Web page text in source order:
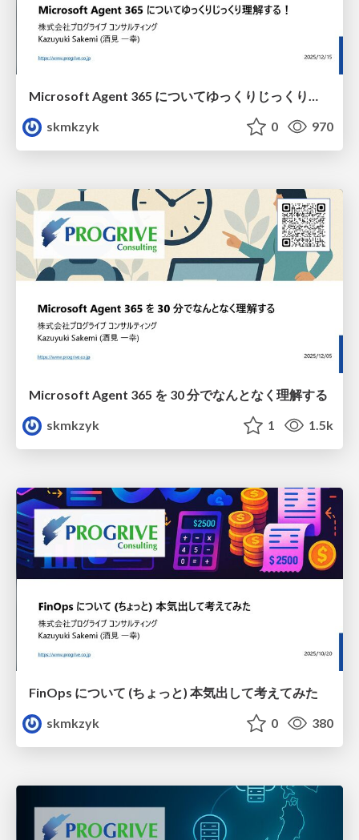
Microsoft Agent 365 についてゆっくりじっくり理解する！
skmkzyk
0 970
Microsoft Agent 365 を 30 分でなんとなく理解する
skmkzyk
1 1.5k
FinOps について (ちょっと) 本気出して考えてみた
skmkzyk
0 380